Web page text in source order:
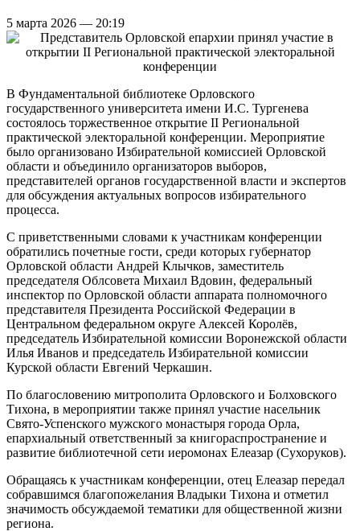
5 марта 2026 — 20:19
В Фундаментальной библиотеке Орловского
государственного университета имени И.С. Тургенева
состоялось торжественное открытие II Региональной
практической электоральной конференции. Мероприятие
было организовано Избирательной комиссией Орловской
области и объединило организаторов выборов,
представителей органов государственной власти и экспертов
для обсуждения актуальных вопросов избирательного
процесса.
С приветственными словами к участникам конференции
обратились почетные гости, среди которых губернатор
Орловской области Андрей Клычков, заместитель
председателя Облсовета Михаил Вдовин, федеральный
инспектор по Орловской области аппарата полномочного
представителя Президента Российской Федерации в
Центральном федеральном округе Алексей Королёв,
председатель Избирательной комиссии Воронежской области
Илья Иванов и председатель Избирательной комиссии
Курской области Евгений Черкашин.
По благословению митрополита Орловского и Болховского
Тихона, в мероприятии также принял участие насельник
Свято-Успенского мужского монастыря города Орла,
епархиальный ответственный за книгораспространение и
развитие библиотечной сети иеромонах Елеазар (Сухоруков).
Обращаясь к участникам конференции, отец Елеазар передал
собравшимся благопожелания Владыки Тихона и отметил
значимость обсуждаемой тематики для общественной жизни
региона.